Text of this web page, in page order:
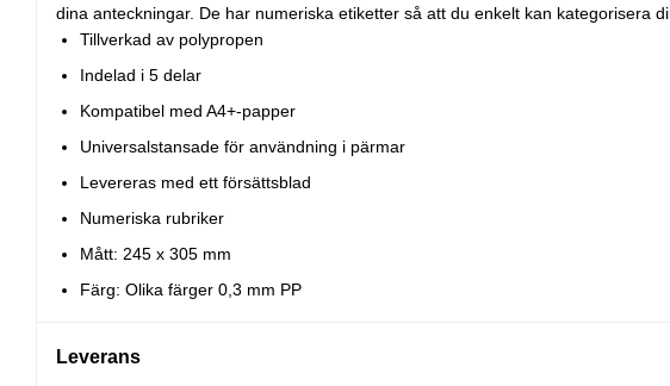
dina anteckningar. De har numeriska etiketter så att du enkelt kan kategorisera
Tillverkad av polypropen
Indelad i 5 delar
Kompatibel med A4+-papper
Universalstansade för användning i pärmar
Levereras med ett försättsblad
Numeriska rubriker
Mått: 245 x 305 mm
Färg: Olika färger 0,3 mm PP
Leverans